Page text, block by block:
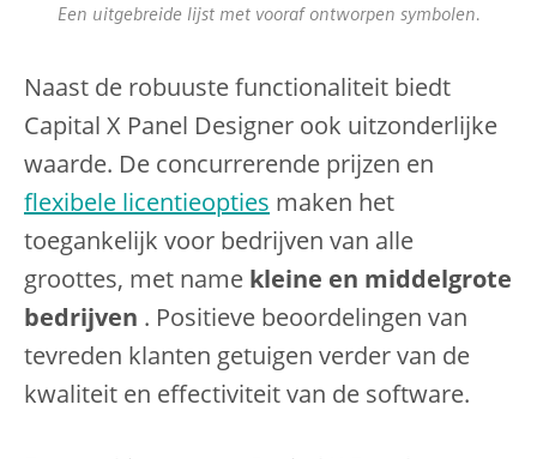
Een uitgebreide lijst met vooraf ontworpen symbolen.
Naast de robuuste functionaliteit biedt
Capital X Panel Designer ook uitzonderlijke
waarde. De concurrerende prijzen en
flexibele licentieopties maken het
toegankelijk voor bedrijven van alle
groottes, met name kleine en middelgrote
bedrijven . Positieve beoordelingen van
tevreden klanten getuigen verder van de
kwaliteit en effectiviteit van de software.